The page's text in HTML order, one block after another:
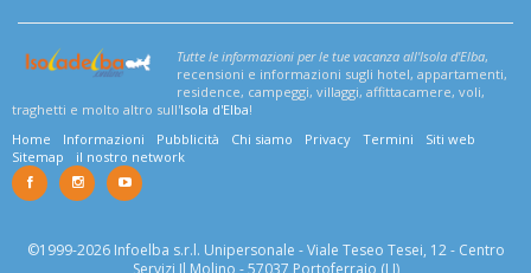
Tutte le informazioni per le tue vacanza all'Isola d'Elba,
recensioni e informazioni sugli hotel, appartamenti,
residence, campeggi, villaggi, affittacamere, voli,
traghetti e molto altro sull'Isola d'Elba!
Home
Informazioni Pubblicità Chi siamo Privacy Termini
Siti web
Sitemap
il nostro network
©1999-2026 Infoelba s.r.l. Unipersonale - Viale Teseo Tesei, 12 - Centro
Servizi Il Molino - 57037 Portoferraio (LI)